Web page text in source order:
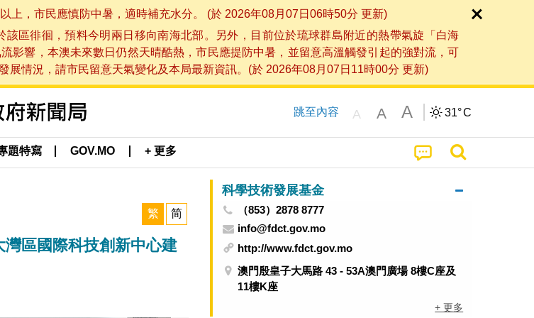
，市民應慎防中暑，適時補充水分。 (於 2026年08月07日06時50分 更新)
區徘徊，預料今明兩日移向南海北部。另外，目前位於琉球群島附近的熱帶氣旋「白海
影響，本澳未來數日仍然天晴酷熱，市民應提防中暑，並留意高溫觸發引起的強對流，可
情況，請市民留意天氣變化及本局最新資訊。(於 2026年08月07日11時00分 更新)
跳至內容 A A A 31°C
題特寫 GOV.MO + 更多
繁 简
區國際科技創新中心建
科學技術發展基金
（853）2878 8777
info@fdct.gov.mo
http://www.fdct.gov.mo
澳門殷皇子大馬路 43 - 53A澳門廣場 8樓C座及
11樓K座
+ 更多